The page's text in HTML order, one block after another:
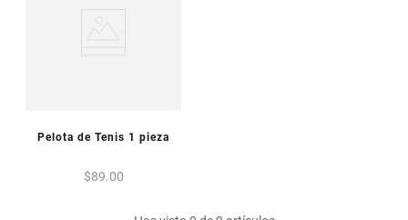
VISTA PREVIA
Pelota de Tenis 1 pieza
$89.00